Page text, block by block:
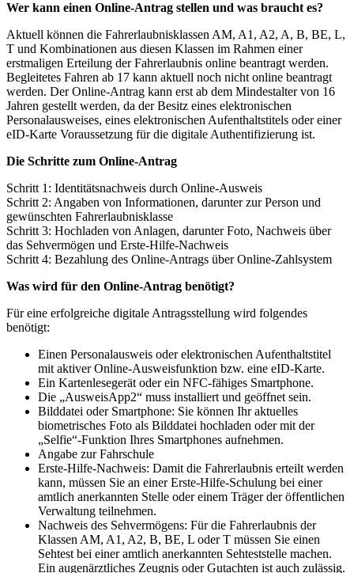
Wer kann einen Online-Antrag stellen und was braucht es?
Aktuell können die Fahrerlaubnisklassen AM, A1, A2, A, B, BE, L,
T und Kombinationen aus diesen Klassen im Rahmen einer
erstmaligen Erteilung der Fahrerlaubnis online beantragt werden.
Begleitetes Fahren ab 17 kann aktuell noch nicht online beantragt
werden. Der Online-Antrag kann erst ab dem Mindestalter von 16
Jahren gestellt werden, da der Besitz eines elektronischen
Personalausweises, eines elektronischen Aufenthaltstitels oder einer
eID-Karte Voraussetzung für die digitale Authentifizierung ist.
Die Schritte zum Online-Antrag
Schritt 1: Identitätsnachweis durch Online-Ausweis
Schritt 2: Angaben von Informationen, darunter zur Person und
gewünschten Fahrerlaubnisklasse
Schritt 3: Hochladen von Anlagen, darunter Foto, Nachweis über
das Sehvermögen und Erste-Hilfe-Nachweis
Schritt 4: Bezahlung des Online-Antrags über Online-Zahlsystem
Was wird für den Online-Antrag benötigt?
Für eine erfolgreiche digitale Antragsstellung wird folgendes
benötigt:
Einen Personalausweis oder elektronischen Aufenthaltstitel
mit aktiver Online-Ausweisfunktion bzw. eine eID-Karte.
Ein Kartenlesegerät oder ein NFC-fähiges Smartphone.
Die „AusweisApp2“ muss installiert und geöffnet sein.
Bilddatei oder Smartphone: Sie können Ihr aktuelles
biometrisches Foto als Bilddatei hochladen oder mit der
„Selfie“-Funktion Ihres Smartphones aufnehmen.
Angabe zur Fahrschule
Erste-Hilfe-Nachweis: Damit die Fahrerlaubnis erteilt werden
kann, müssen Sie an einer Erste-Hilfe-Schulung bei einer
amtlich anerkannten Stelle oder einem Träger der öffentlichen
Verwaltung teilnehmen.
Nachweis des Sehvermögens: Für die Fahrerlaubnis der
Klassen AM, A1, A2, B, BE, L oder T müssen Sie einen
Sehtest bei einer amtlich anerkannten Sehteststelle machen.
Ein augenärztliches Zeugnis oder Gutachten ist auch zulässig.